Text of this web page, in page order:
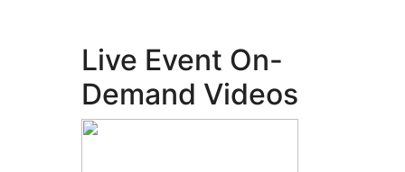
Live Event On-
Demand Videos